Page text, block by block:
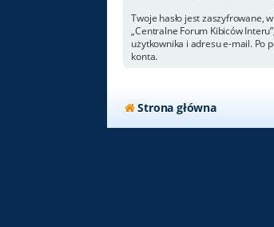
Twoje hasło jest zaszyfrowane,
„Centralne Forum Kibiców
użytkownika i adresu e-mail. Po
konta.
Strona główna